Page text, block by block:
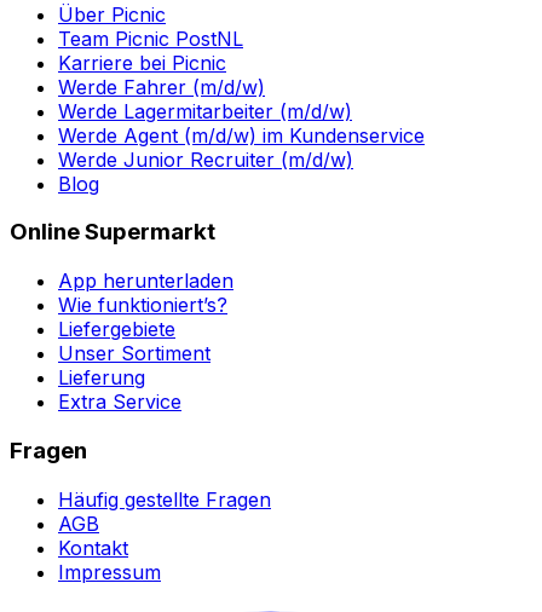
Über Picnic
Team Picnic PostNL
Karriere bei Picnic
Werde Fahrer (m/d/w)
Werde Lagermitarbeiter (m/d/w)
Werde Agent (m/d/w) im Kundenservice
Werde Junior Recruiter (m/d/w)
Blog
Online Supermarkt
App herunterladen
Wie funktioniert’s?
Liefergebiete
Unser Sortiment
Lieferung
Extra Service
Fragen
Häufig gestellte Fragen
AGB
Kontakt
Impressum